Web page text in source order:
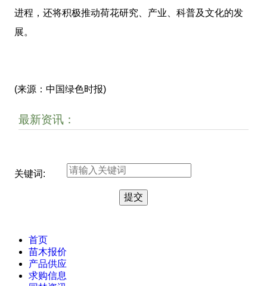
进程，还将积极推动荷花研究、产业、科普及文化的发
展。
(来源：中国绿色时报)
最新资讯：
关键词:
首页
苗木报价
产品供应
求购信息